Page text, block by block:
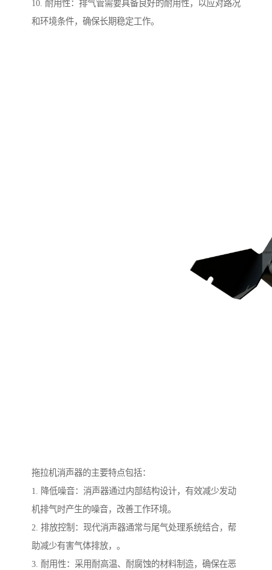
10. 耐用性：排气管需要具备良好的耐用性，以应对路况
和环境条件，确保长期稳定工作。
拖拉机消声器的主要特点包括：
1. 降低噪音：消声器通过内部结构设计，有效减少发动
机排气时产生的噪音，改善工作环境。
2. 排放控制：现代消声器通常与尾气处理系统结合，帮
助减少有害气体排放，。
3. 耐用性：采用耐高温、耐腐蚀的材料制造，确保在恶